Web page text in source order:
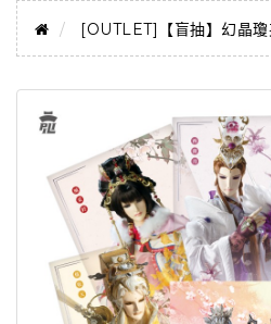
[OUTLET]【盲抽】幻晶